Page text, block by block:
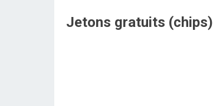
Jetons gratuits (chips)